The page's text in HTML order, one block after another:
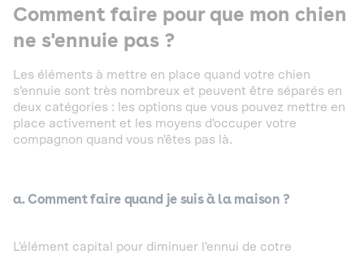
Comment faire pour que mon chien
ne s'ennuie pas ?
Les éléments à mettre en place quand votre chien
s'ennuie sont très nombreux et peuvent être séparés en
deux catégories : les options que vous pouvez mettre en
place activement et les moyens d'occuper votre
compagnon quand vous n'êtes pas là.
a. Comment faire quand je suis à la maison ?
L'élément capital pour diminuer l'ennui de cotre